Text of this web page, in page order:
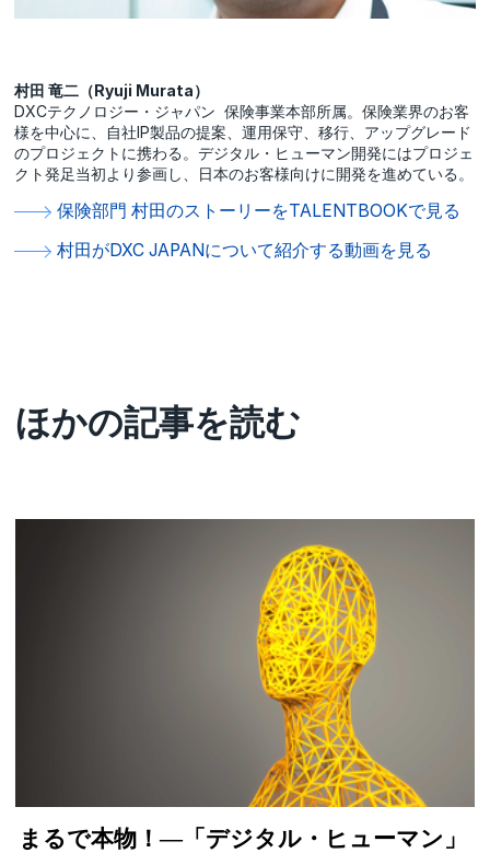
村田 竜二（Ryuji Murata）
DXCテクノロジー・ジャパン 保険事業本部所属。保険業界のお客
様を中心に、自社IP製品の提案、運用保守、移行、アップグレード
のプロジェクトに携わる。デジタル・ヒューマン開発にはプロジェ
クト発足当初より参画し、日本のお客様向けに開発を進めている。
保険部門 村田のストーリーをTALENTBOOKで見る
村田がDXC JAPANについて紹介する動画を見る
ほかの記事を読む
まるで本物！―「デジタル・ヒューマン」